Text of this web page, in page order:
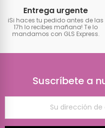
Entrega urgente
iSi haces tu pedido antes de las
17h lo recibes mañana! Te lo
mandamos con GLS Express.
Suscríbete a